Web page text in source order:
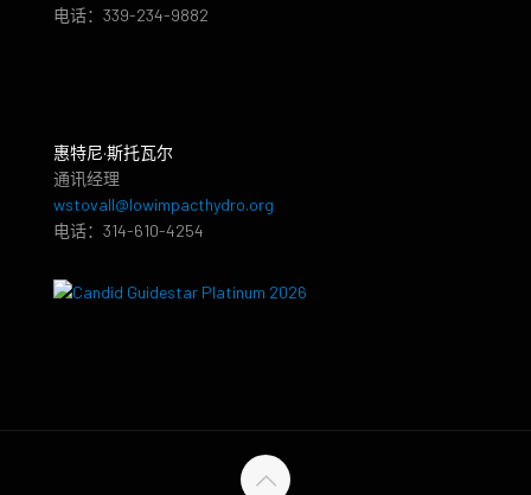
电话：339-234-9882
惠特尼·斯托瓦尔
通讯经理
wstovall@lowimpacthydro.org
电话：314-610-4254